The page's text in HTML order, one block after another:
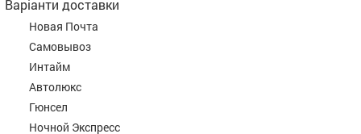
Варіанти доставки
Новая Почта
Самовывоз
Интайм
Автолюкс
Гюнсел
Ночной Экспресс